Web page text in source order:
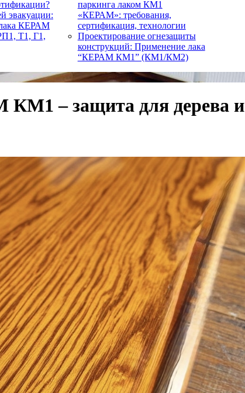
эвакуации:
лака КЕРАМ
Т1, Г1,
паркинга лаком КМ1
«КЕРАМ»: требования,
сертификация, технологии
Проектирование огнезащиты
конструкций: Применение лака
“КЕРАМ КМ1” (КМ1/КМ2)
– защита для дерева и